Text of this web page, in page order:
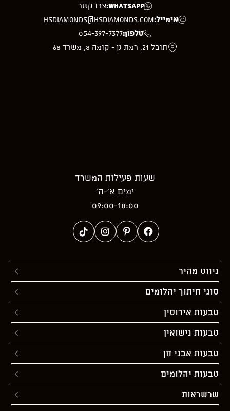
WhatsApp: צרו קשר
אימייל:hsdiamonds@hsdiamonds.com
טלפון:054-397-7377
תובל 21, רמת גן - קומה 8, משרד 68
שעות פעילות המשרד
ימים א’-ה’
09:00-18:00
ניווט מהיר
סוגי חיתוך יהלומים
טבעות אירוסין
טבעות נישואין
טבעות אבני חן
טבעות יהלומים
שרשראות